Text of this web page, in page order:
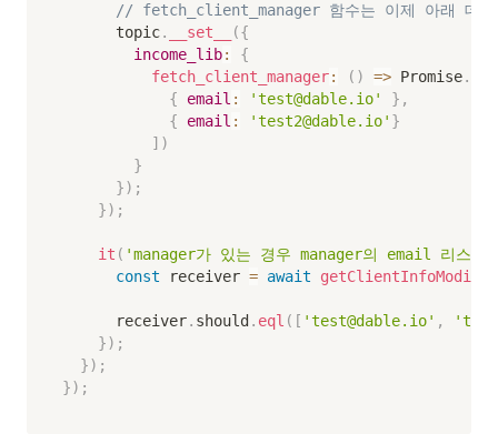
// fetch_client_manager 함수는 이제 아래 데이
      topic
. __set__ ({
income_lib:
{
fetch_client_manager: ( ) => Promise.
{
email : 'test@dable.io' } ,
{
email : 'test2@dable.io' }
] )
}
}) ;
}) ;
it ( 'manager가 있는 경우 manager의 email 리스트
const receiver = await
      receiver
. should . eql ( [ 'test@dable.io' ,
}) ;
}) ;
}) ;